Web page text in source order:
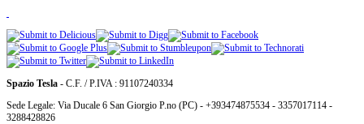
Spazio Tesla - C.F. / P.IVA : 91107240334
Sede Legale: Via Ducale 6 San Giorgio P.no (PC) - +393474875534 - 3357017114 -
3288428826